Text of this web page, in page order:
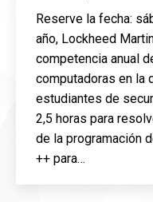
Reserve la fecha:
año, Lockheed
competencia anual
computadoras en la
estudiantes de
2,5 horas para
de la programación
++ para…